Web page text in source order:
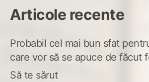
Articole recente
Probabil cel mai bun sfat
care vor să se apuce de făcut
Să te sărut